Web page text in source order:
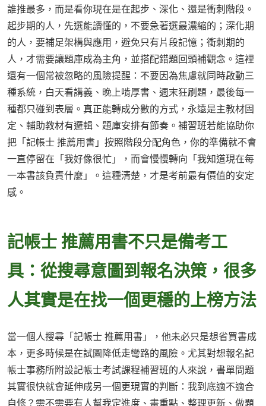
誰推最多，而是看你現在是在起步、深化、還是衝刺階段。
起步期的人，先選能讀懂的，不要急著選最濃縮的；深化期
的人，要補足架構與應用，避免只有片段記憶；衝刺期的
人，才需要讓題庫成為主角，並搭配錯題回頭補觀念。這裡
還有一個常被忽略的風險提醒：不要因為焦慮就同時啟動三
種系統，白天看講義、晚上啃厚書、週末狂刷題，最後每一
種都只碰到表層。真正能轉成分數的方式，永遠是主教材固
定、輔助教材有邏輯、題庫安排有節奏。補習班若能協助你
把「記帳士 推薦用書」按照階段分配角色，你的準備就不會
一直停留在「我好像很忙」，而會慢慢轉向「我知道現在每
一本書該負責什麼」。這種清楚，才是考前最有價值的安定
感。
記帳士 推薦用書不只是備考工
具：從搜尋意圖到報名決策，很多
人其實是在找一個更穩的上榜方法
當一個人搜尋「記帳士 推薦用書」，他未必只是想省買書成
本，更多時候是在試圖降低走彎路的風險。尤其對想報名記
帳士事務所附設記帳士考試課程補習班的人來說，書單問題
其實很快就會延伸成另一個更現實的判斷：我到底適不適合
自修？需不需要有人幫我定進度、畫重點、整理更新、做題